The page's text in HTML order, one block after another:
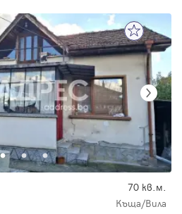
70 кв.м.
Къща/Вила